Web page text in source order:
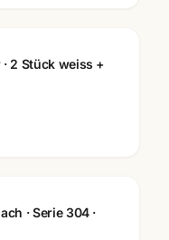
2 Stück weiss +
· Serie 304 ·